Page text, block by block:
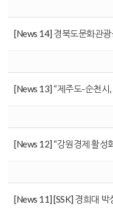
[News 14] 경북도문화관
[News 13] “제주도-순천시
[News 12] “강원경제 활성
[News 11] [SSK] 경희대 박